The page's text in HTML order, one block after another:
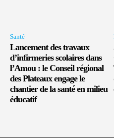
Santé
Lancement des travaux
d’infirmeries scolaires dans
l’Amou : le Conseil régional
des Plateaux engage le
chantier de la santé en milieu
éducatif